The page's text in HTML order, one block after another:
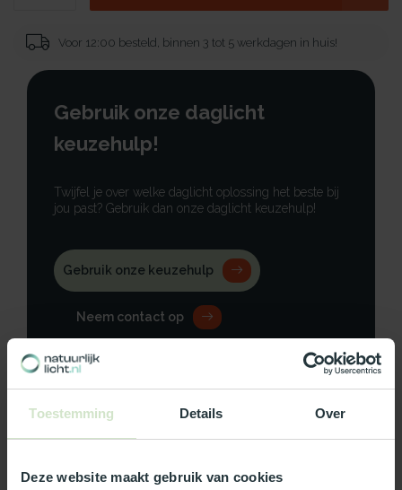
Toestemming Details Over
Deze website maakt gebruik van cookies
Voor 12:00 besteld, binnen 3 tot 5 werkdagen in huis!
Gebruik onze daglicht
keuzehulp!
Twijfel je over welke daglicht oplossing het beste bij
jou past? Gebruik dan onze daglicht keuzehulp!
Gebruik onze keuzehulp
Neem contact op
Specificaties